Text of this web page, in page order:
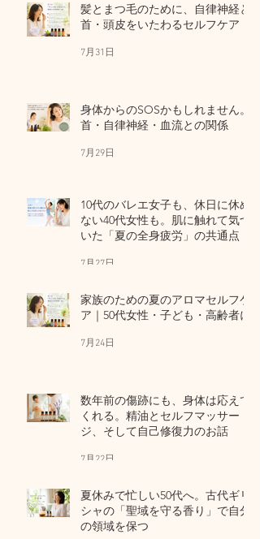
髪とまつ毛のために、自律神経と
首・頭皮をいたわるセルフケア
7月31日
身体からのSOSかもしれません。
首・自律神経・血流との関係
7月29日
10代のバレエ女子も、休日に休め
ない40代女性も。肌に触れて気づ
いた「夏の全身疲労」の共通点
7月27日
家族のための夏のアロマセルフケ
ア｜50代女性・子ども・高齢者に
7月24日
数年前の傷跡にも、身体は応えて
くれる。精油とセルフマッサー
ジ、そして自己修復力のお話
7月22日
夏休みで忙しい50代へ。古代ギリ
シャの「聖域を守る香り」で自分
の領域を保つ